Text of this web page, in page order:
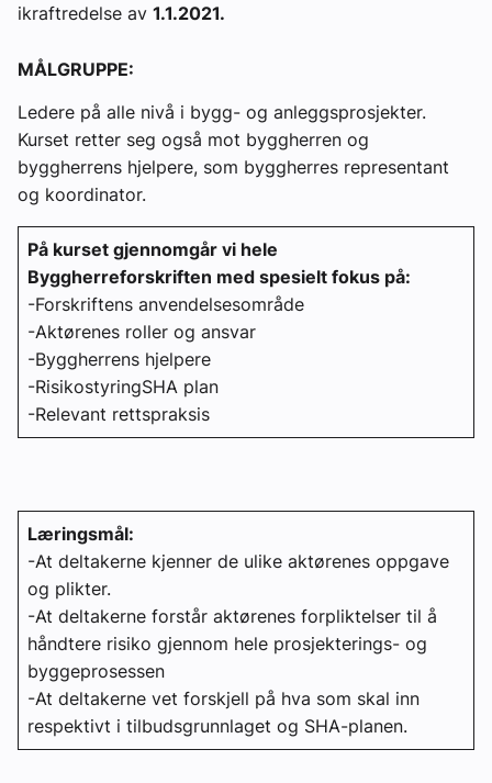
ikraftredelse av 1.1.2021.
MÅLGRUPPE:
Ledere på alle nivå i bygg- og anleggsprosjekter.
Kurset retter seg også mot byggherren og
byggherrens hjelpere, som byggherres representant
og koordinator.
På kurset gjennomgår vi hele
Byggherreforskriften med spesielt fokus på:
-Forskriftens anvendelsesområde
-Aktørenes roller og ansvar
-Byggherrens hjelpere
-RisikostyringSHA plan
-Relevant rettspraksis
Læringsmål:
-At deltakerne kjenner de ulike aktørenes oppgave
og plikter.
-At deltakerne forstår aktørenes forpliktelser til å
håndtere risiko gjennom hele prosjekterings- og
byggeprosessen
-At deltakerne vet forskjell på hva som skal inn
respektivt i tilbudsgrunnlaget og SHA-planen.